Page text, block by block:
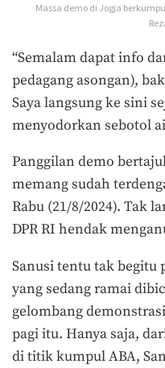
Massa demo di Jogja
“Semalam dapat info
pedagang asongan),
Saya langsung ke sini
menyodorkan sebotol
Panggilan demo
memang sudah
Rabu (21/8/2024). Tak
DPR RI hendak
Sanusi tentu tak begitu
yang sedang ramai
gelombang
pagi itu. Hanya saja,
di titik kumpul ABA,